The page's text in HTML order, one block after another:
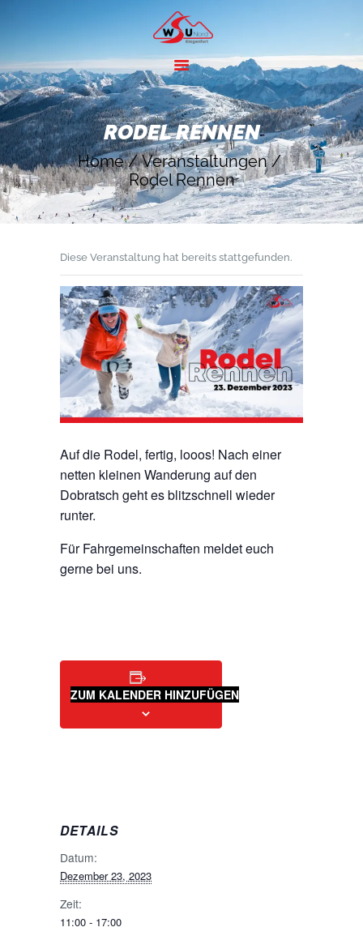
RODEL RENNEN
Home
Veranstaltungen
Rodel Rennen
HOME
ANGEBOTE
SKIGEBIETE
ÜBER UNS
KONTAKT
Diese Veranstaltung hat bereits stattgefunden.
Auf die Rodel, fertig, looos! Nach einer
netten kleinen Wanderung auf den
Dobratsch geht es blitzschnell wieder
runter.
Für Fahrgemeinschaften meldet euch
gerne bei uns.
ZUM KALENDER HINZUFÜGEN
DETAILS
Datum:
Dezember 23, 2023
Zeit:
11:00 - 17:00